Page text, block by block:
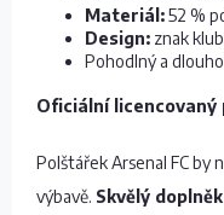
Materiál:52 %
Design: znak
Pohodlný a
Oficiální licencovaný
Polštářek Arsenal FC by
výbavě. Skvělý doplněk